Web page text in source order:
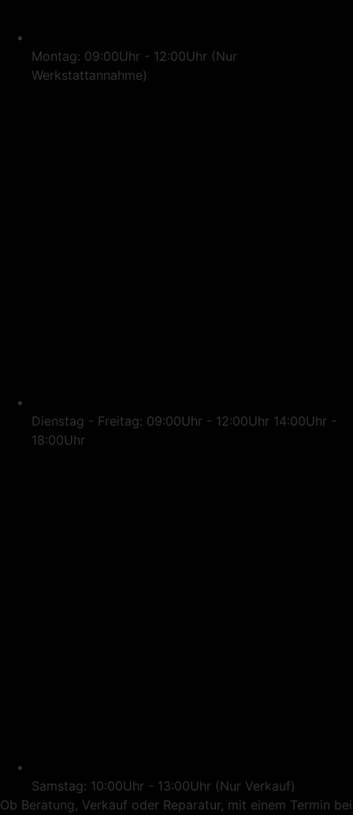
Montag: 09:00Uhr - 12:00Uhr (Nur
Werkstattannahme)
Dienstag - Freitag: 09:00Uhr - 12:00Uhr 14:00Uhr -
18:00Uhr
Samstag: 10:00Uhr - 13:00Uhr (Nur Verkauf)
Ob Beratung, Verkauf oder Reparatur, mit einem Termin bei